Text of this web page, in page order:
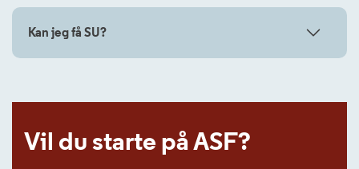
Kan jeg få SU?
Vil du starte på ASF?